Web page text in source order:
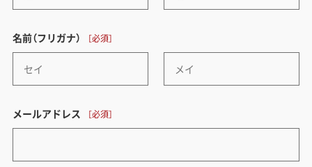
名前（フリガナ）
メールアドレス